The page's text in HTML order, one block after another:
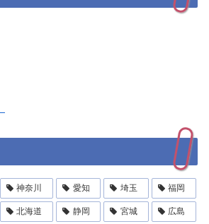
神奈川 愛知 埼玉 福岡
北海道 静岡 宮城 広島